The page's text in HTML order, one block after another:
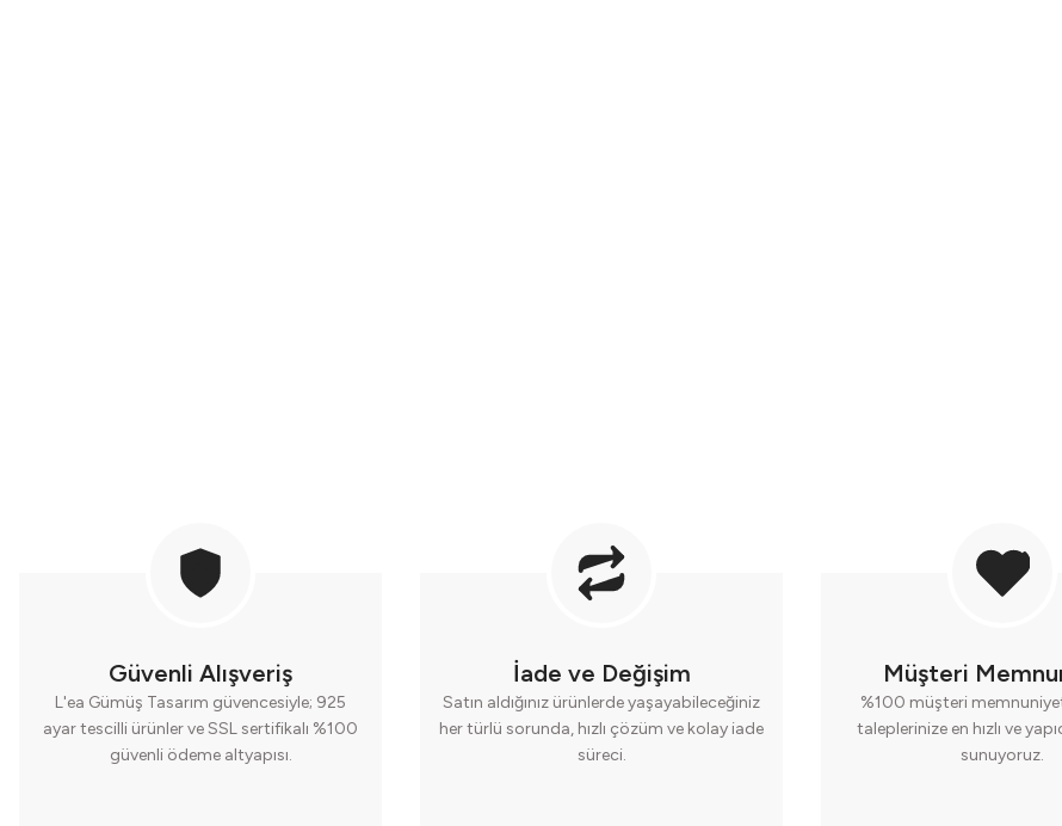
Güvenli Alışveriş
L'ea Gümüş Tasarım güvencesiyle; 925
ayar tescilli ürünler ve SSL sertifikalı %100
güvenli ödeme altyapısı.
İade ve Değişim
Satın aldığınız ürünlerde yaşayabileceğiniz
her türlü sorunda, hızlı çözüm ve kolay iade
süreci.
Müşteri
%100 müşteri
taleplerinize en hızlı ve
sunuyoruz.